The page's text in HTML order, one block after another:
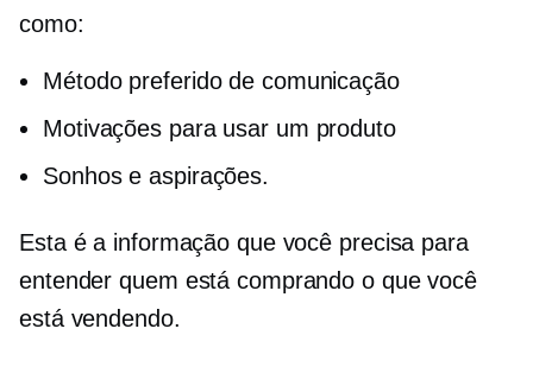
como:
Método preferido de comunicação
Motivações para usar um produto
Sonhos e aspirações.
Esta é a informação que você precisa para
entender quem está comprando o que você
está vendendo.